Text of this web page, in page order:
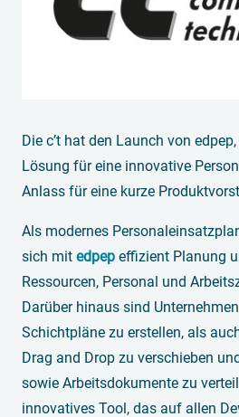
Die c’t hat den Launch von
Lösung für eine innovative
Anlass für eine kurze
Als modernes
sich mit edpep effizient Planung
Ressourcen, Personal und
Darüber hinaus sind
Schichtpläne zu erstellen, als
Drag and Drop zu verschieben
sowie Arbeitsdokumente zu
innovatives Tool, das auf allen